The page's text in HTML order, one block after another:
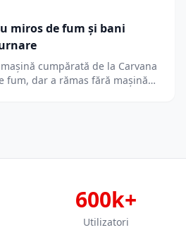
miros de fum și bani
cumpărată de la Carvana
fum, dar a rămas fără mașină…
600k+
Utilizatori